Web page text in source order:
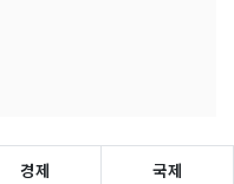
경제 국제